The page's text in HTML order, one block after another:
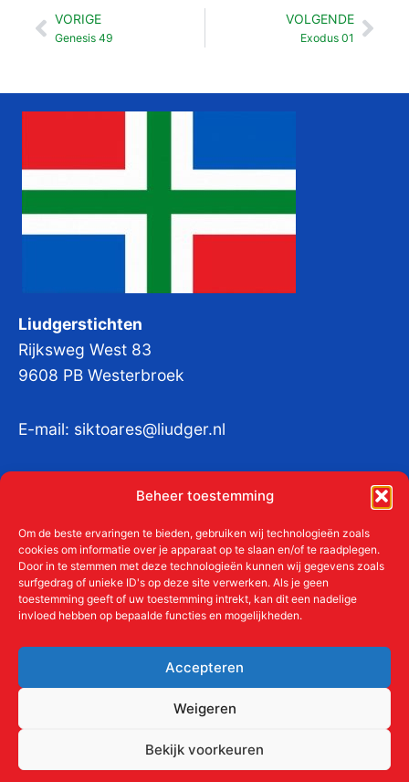
Beheer toestemming
Om de beste ervaringen te bieden, gebruiken wij technologieën zoals
cookies om informatie over je apparaat op te slaan en/of te raadplegen.
Door in te stemmen met deze technologieën kunnen wij gegevens zoals
surfgedrag of unieke ID's op deze site verwerken. Als je geen
toestemming geeft of uw toestemming intrekt, kan dit een nadelige
invloed hebben op bepaalde functies en mogelijkheden.
Accepteren
Weigeren
Bekijk voorkeuren
Vorige
VORIGE
Genesis 49
VOLGENDE
Exodus 01
Liudgerstichten
Rijksweg West 83
9608 PB Westerbroek
E-mail: siktoares@liudger.nl
KvKnr:41011712
Meer over de Liudgerstichten
Aanmelden als donateur
ANBI
Contact